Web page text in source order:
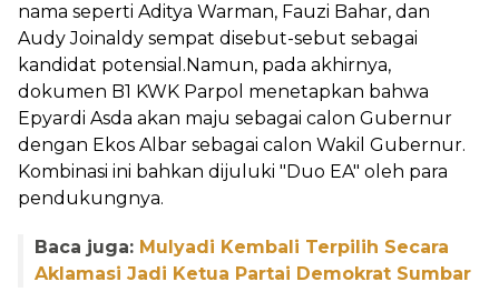
nama seperti Aditya Warman, Fauzi Bahar, dan
Audy Joinaldy sempat disebut-sebut sebagai
kandidat potensial.Namun, pada akhirnya,
dokumen B1 KWK Parpol menetapkan bahwa
Epyardi Asda akan maju sebagai calon Gubernur
dengan Ekos Albar sebagai calon Wakil Gubernur.
Kombinasi ini bahkan dijuluki "Duo EA" oleh para
pendukungnya.
Baca juga: Mulyadi Kembali Terpilih Secara
Aklamasi Jadi Ketua Partai Demokrat Sumbar